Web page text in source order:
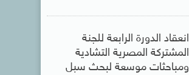
انعقاد الدورة الرابعة للجنة
المشتركة المصرية التشادية
ومباحثات موسعة لبحث سبل